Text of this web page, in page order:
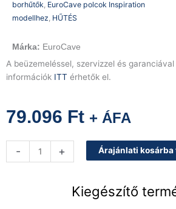
borhűtők, EuroCave polcok Inspiration
modellhez, HŰTÉS
EuroCave
A beüzemeléssel, szervizzel és
információk ITT érhetők el.
79.096 Ft + ÁFA
-
EuroCave
szerviz
+ Árajánlati kosárba
Kiegészítő